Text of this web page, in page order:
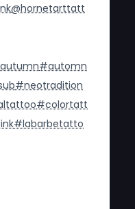
@hornetarttatt
#automn
#neotradition
#colortatt
#labarbetatto